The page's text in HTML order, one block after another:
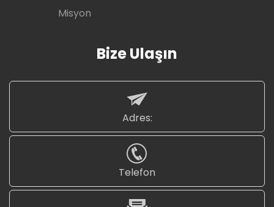
Misyon
Bize Ulaşın
Adres:
Telefon